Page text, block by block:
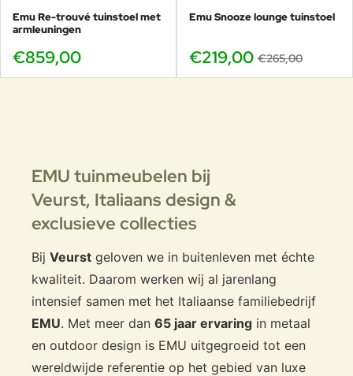
Emu Re-trouvé tuinstoel met
armleuningen
€859,00
Emu Snooze lounge tuinstoel
€219,00 €265,00
EMU tuinmeubelen bij
Veurst, Italiaans design &
exclusieve collecties
Bij Veurst geloven we in buitenleven met échte
kwaliteit. Daarom werken wij al jarenlang
intensief samen met het Italiaanse familiebedrijf
EMU. Met meer dan 65 jaar ervaring in metaal
en outdoor design is EMU uitgegroeid tot een
wereldwijde referentie op het gebied van luxe